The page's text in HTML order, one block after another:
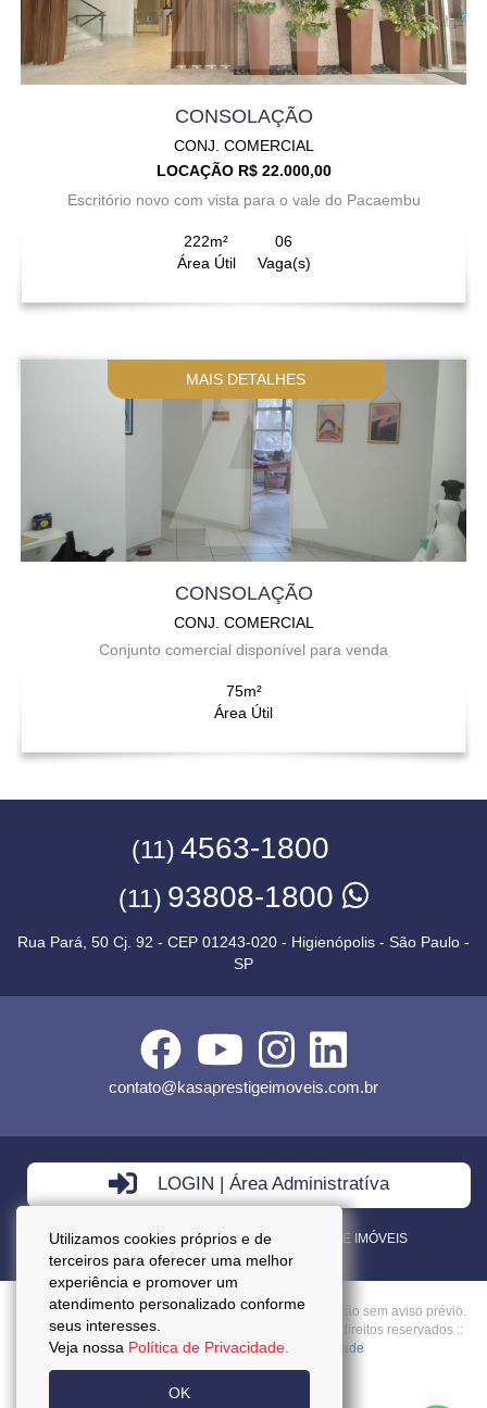
Utilizamos cookies próprios e de
terceiros para oferecer uma melhor
experiência e promover um
atendimento personalizado conforme
seus interesses.
Veja nossa Política de Privacidade.
OK
CONSOLAÇÃO
CONJ. COMERCIAL
LOCAÇÃO R$ 22.000,00
Escritório novo com vista para o vale do Pacaembu
222m²
Área Útil
06
Vaga(s)
MAIS DETALHES
CONSOLAÇÃO
CONJ. COMERCIAL
Conjunto comercial disponível para venda
75m²
Área Útil
(11) 4563-1800
(11) 93808-1800
Rua Pará, 50 Cj. 92 - CEP 01243-020 - Higienópolis - São Paulo -
SP
contato@kasaprestigeimoveis.com.br
LOGIN | Área Administratíva
VENDA - LOCAÇÃO - ADMINISTRAÇÃO DE IMÓVEIS
Preços mencionados neste site estão sujeitos a alteração sem aviso prévio.
Copyright © 2026 - Kasa Prestige Imoveis :: Todos os direitos reservados ::
CRECI: J27037 ::Política da Privacidade